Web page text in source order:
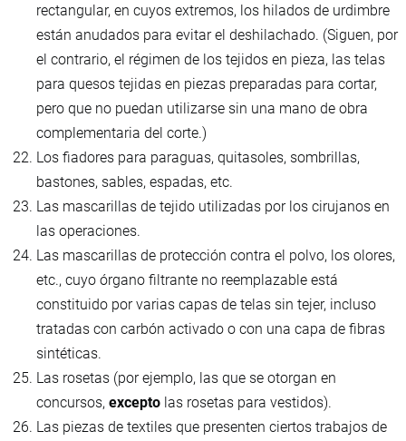
rectangular, en cuyos extremos, los hilados de urdimbre
están anudados para evitar el deshilachado. (Siguen, por
el contrario, el régimen de los tejidos en pieza, las telas
para quesos tejidas en piezas preparadas para cortar,
pero que no puedan utilizarse sin una mano de obra
complementaria del corte.)
Los fiadores para paraguas, quitasoles, sombrillas,
bastones, sables, espadas, etc.
Las mascarillas de tejido utilizadas por los cirujanos en
las operaciones.
Las mascarillas de protección contra el polvo, los olores,
etc., cuyo órgano filtrante no reemplazable está
constituido por varias capas de telas sin tejer, incluso
tratadas con carbón activado o con una capa de fibras
sintéticas.
Las rosetas (por ejemplo, las que se otorgan en
concursos, excepto las rosetas para vestidos).
Las piezas de textiles que presenten ciertos trabajos de